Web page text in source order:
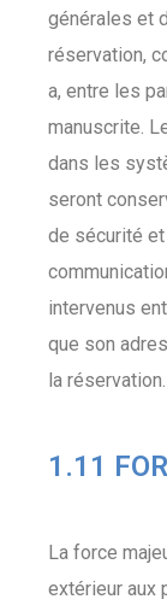
générales et
réservation,
a, entre les
manuscrite.
dans les
seront
de sécurité
intervenus
que son
la réservation.
1.11
La force
extérieur aux